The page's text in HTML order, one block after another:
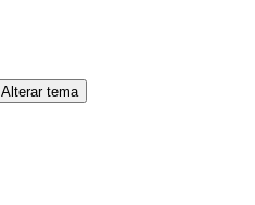
Alterar tema